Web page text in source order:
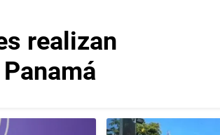
realizan